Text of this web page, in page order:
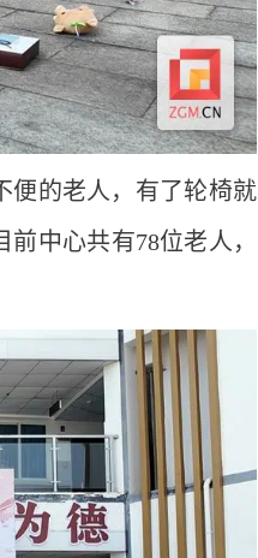
便的老人，有了轮椅就
中心共有78位老人，